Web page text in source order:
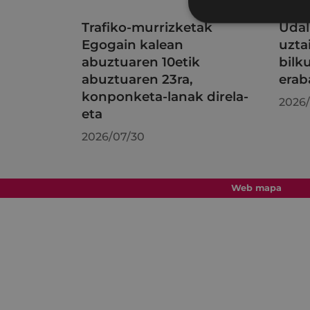
Trafiko-murrizketak
Egogain kalean
abuztuaren 10etik
abuztuaren 23ra,
konponketa-lanak direla-
eta
2026/07/30
Web mapa